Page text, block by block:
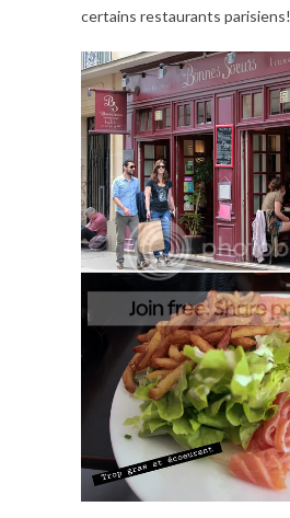
certains restaurants parisiens!